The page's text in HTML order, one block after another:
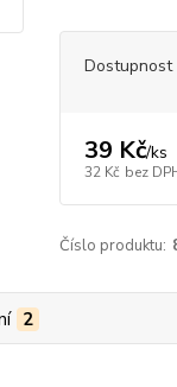
Dostupnost
39 Kč/ks
32 Kč bez
Číslo produktu:
2